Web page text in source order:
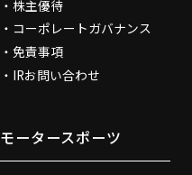
株主優待
コーポレートガバナンス
免責事項
IRお問い合わせ
モータースポーツ